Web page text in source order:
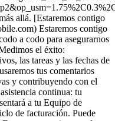
allá. [Estaremos contigo
Estaremos contigo
a codo para asegurarnos
el éxito:
las tareas y las fechas de
tus comentarios
y contribuyendo con el
continua: tu
a tu Equipo de
de facturación. Puede